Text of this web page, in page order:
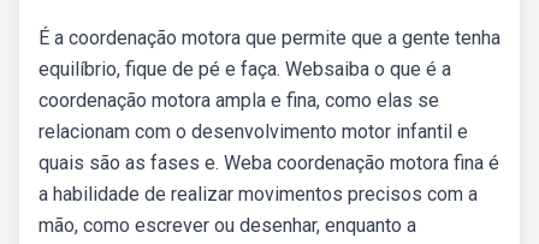
É a coordenação motora que permite que a gente tenha
equilíbrio, fique de pé e faça. Websaiba o que é a
coordenação motora ampla e fina, como elas se
relacionam com o desenvolvimento motor infantil e
quais são as fases e. Weba coordenação motora fina é
a habilidade de realizar movimentos precisos com a
mão, como escrever ou desenhar, enquanto a